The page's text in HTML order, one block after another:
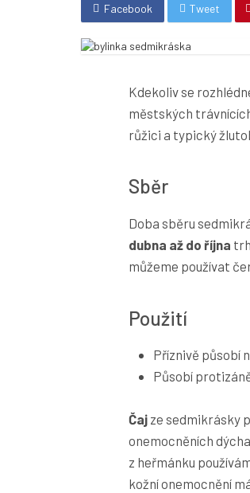
Facebook Tweet
Kdekoliv se
městských
růžici a typický
Sběr
Doba sběru
dubna až do října
můžeme používat
Použití
Příznivě působí
Působí
Čaj ze sedmikrásky
onemocněních
z heřmánku
kožní onemocnění